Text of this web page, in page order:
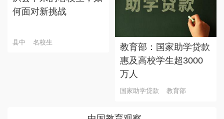
何面对新挑战
县中 名校生
教育部：国家助学贷款
惠及高校学生超3000
万人
国家助学贷款 教育部